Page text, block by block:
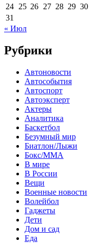
24 25 26 27 28 29 30
31
« Июл
Рубрики
Автоновости
Автособытия
Автоспорт
Автоэксперт
Актеры
Аналитика
Баскетбол
Безумный мир
Биатлон/Лыжи
Бокс/MMA
В мире
В России
Вещи
Военные новости
Волейбол
Гаджеты
Дети
Дом и сад
Еда